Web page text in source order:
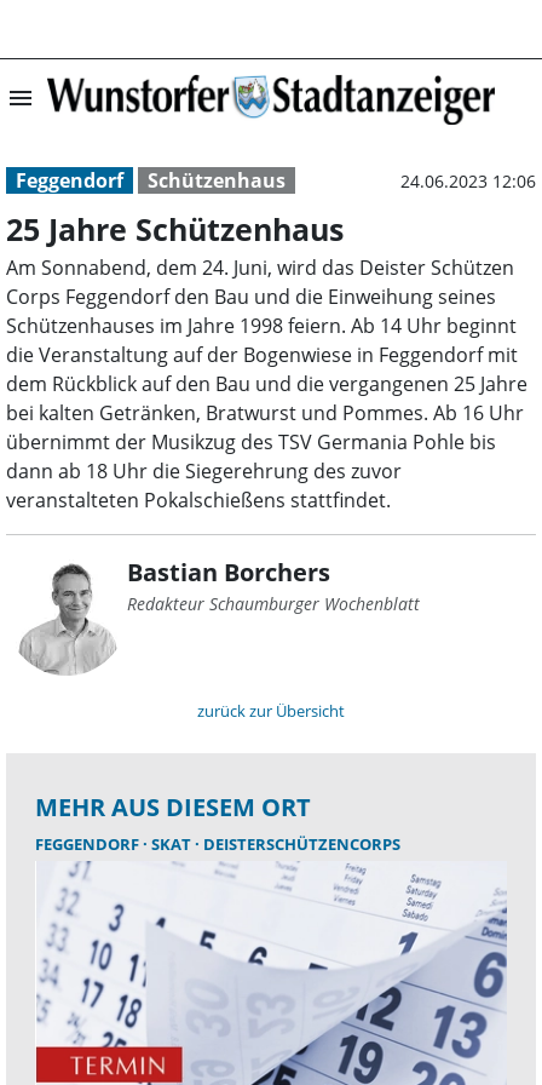
menu 25 Jahre
Feggendorf Schützenhaus 24.06.2023 12:06
25 Jahre Schützenhaus
Am Sonnabend, dem 24. Juni, wird das Deister Schützen
Corps Feggendorf den Bau und die Einweihung seines
Schützenhauses im Jahre 1998 feiern. Ab 14 Uhr beginnt
die Veranstaltung auf der Bogenwiese in Feggendorf mit
dem Rückblick auf den Bau und die vergangenen 25 Jahre
bei kalten Getränken, Bratwurst und Pommes. Ab 16 Uhr
übernimmt der Musikzug des TSV Germania Pohle bis
dann ab 18 Uhr die Siegerehrung des zuvor
veranstalteten Pokalschießens stattfindet.
Bastian Borchers
Redakteur Schaumburger Wochenblatt
zurück zur Übersicht
MEHR AUS DIESEM ORT
FEGGENDORF SKAT DEISTERSCHÜTZENCORPS